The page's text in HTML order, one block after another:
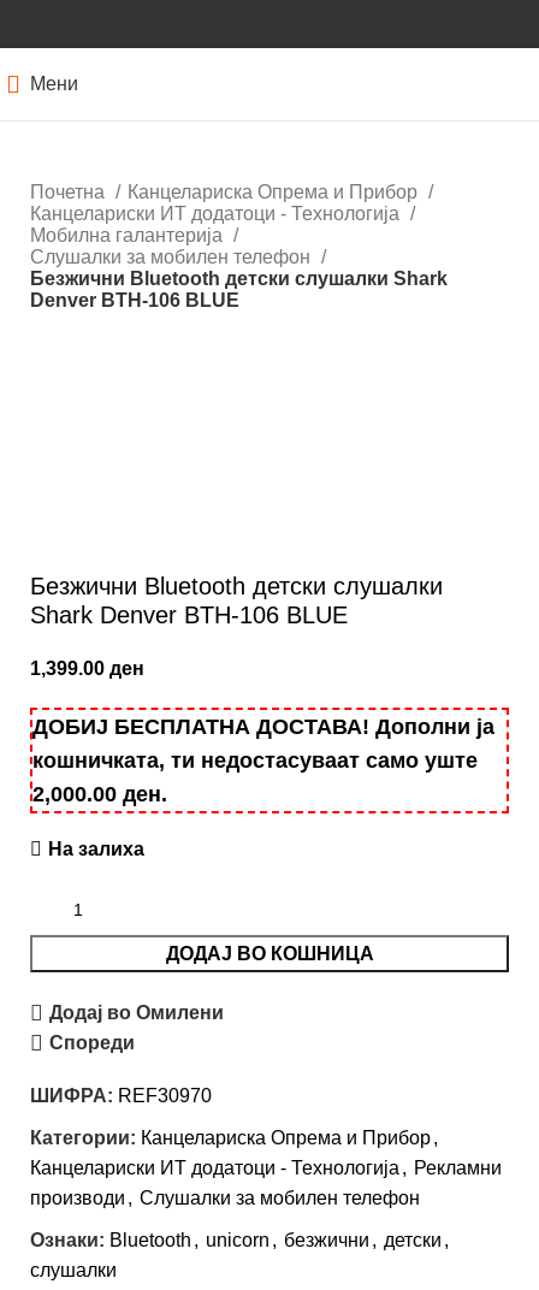
Мени
Почетна
Канцелариска Опрема и Прибор
Канцелариски ИТ додатоци - Технологија
Мобилна галантерија
Слушалки за мобилен телефон
Безжични Bluetooth детски слушалки Shark
Denver BTH-106 BLUE
Безжични Bluetooth детски слушалки
Shark Denver BTH-106 BLUE
1,399.00 ден
ДОБИЈ БЕСПЛАТНА ДОСТАВА! Дополни ја
кошничката, ти недостасуваат само уште
2,000.00 ден.
На залиха
ДОДАЈ ВО КОШНИЦА
Додај во Омилени
Спореди
ШИФРА: REF30970
Категории: Канцелариска Опрема и Прибор,
Канцелариски ИТ додатоци - Технологија , Рекламни
производи , Слушалки за мобилен телефон
Ознаки: Bluetooth , unicorn , безжични , детски ,
слушалки